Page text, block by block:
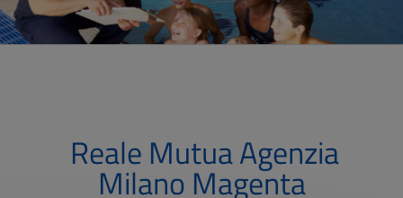
Reale Mutua Agenzia
Milano Magenta